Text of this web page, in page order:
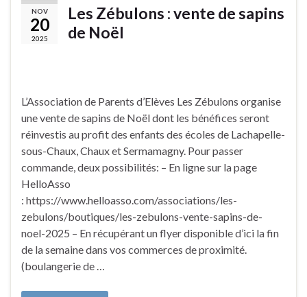
NOV
20
2025
Les Zébulons : vente de sapins
de Noël
L’Association de Parents d’Elèves Les Zébulons organise
une vente de sapins de Noël dont les bénéfices seront
réinvestis au profit des enfants des écoles de Lachapelle-
sous-Chaux, Chaux et Sermamagny. Pour passer
commande, deux possibilités: – En ligne sur la page
HelloAsso
: https://www.helloasso.com/associations/les-
zebulons/boutiques/les-zebulons-vente-sapins-de-
noel-2025 – En récupérant un flyer disponible d’ici la fin
de la semaine dans vos commerces de proximité.
(boulangerie de …